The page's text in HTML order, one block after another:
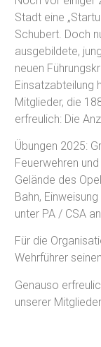
Stadt eine
Schubert. Doch
ausgebildete,
neuen
Einsatzabteilung
Mitglieder, die
erfreulich: Die
Übungen 2025:
Feuerwehren
Gelände des
Bahn,
unter PA / CSA
Für die
Wehrführer
Genauso
unserer